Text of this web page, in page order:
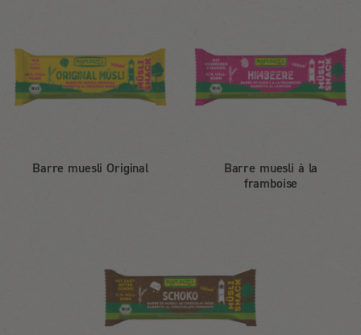
Barre muesli Original
Barre muesli à la
framboise